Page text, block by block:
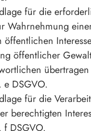
für die
Wahrnehmung
öffentlicher
DSGVO.
für die
berechtigten
DSGVO.